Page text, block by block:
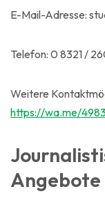
E-Mail-Adresse:
Telefon: 0 8321 /
Weitere
https://wa.me/
Angebote